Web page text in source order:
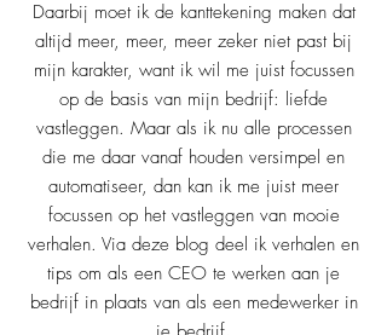
Daarbij moet ik de kanttekening maken dat
altijd meer, meer, meer zeker niet past bij
mijn karakter, want ik wil me juist focussen
op de basis van mijn bedrijf: liefde
vastleggen. Maar als ik nu alle processen
die me daar vanaf houden versimpel en
automatiseer, dan kan ik me juist meer
focussen op het vastleggen van mooie
verhalen. Via deze blog deel ik verhalen en
tips om als een CEO te werken aan je
bedrijf in plaats van als een medewerker in